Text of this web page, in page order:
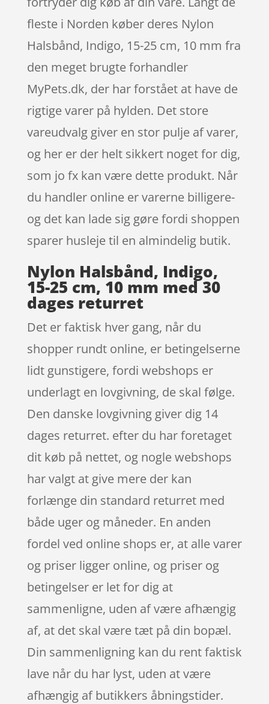
fleste i Norden køber deres Nylon
Halsbånd, Indigo, 15-25 cm, 10 mm fra
den meget brugte forhandler
MyPets.dk, der har forstået at have de
rigtige varer på hylden. Det store
vareudvalg giver en stor pulje af varer,
og her er der helt sikkert noget for dig,
som jo fx kan være dette produkt. Når
du handler online er varerne billigere-
og det kan lade sig gøre fordi shoppen
sparer husleje til en almindelig butik.
Nylon Halsbånd, Indigo,
15-25 cm, 10 mm med 30
dages returret
Det er faktisk hver gang, når du
shopper rundt online, er betingelserne
lidt gunstigere, fordi webshops er
underlagt en lovgivning, de skal følge.
Den danske lovgivning giver dig 14
dages returret. efter du har foretaget
dit køb på nettet, og nogle webshops
har valgt at give mere der kan
forlænge din standard returret med
både uger og måneder. En anden
fordel ved online shops er, at alle varer
og priser ligger online, og priser og
betingelser er let for dig at
sammenligne, uden af være afhængig
af, at det skal være tæt på din bopæl.
Din sammenligning kan du rent faktisk
lave når du har lyst, uden at være
afhængig af butikkers åbningstider.